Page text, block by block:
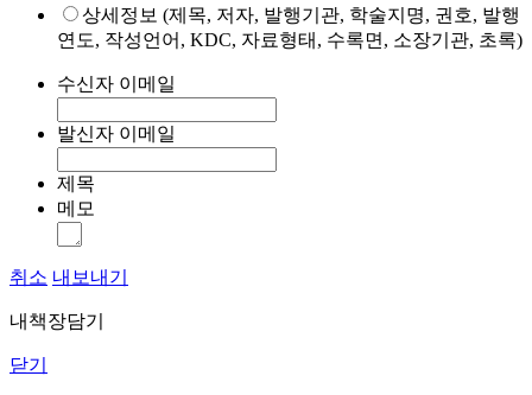
상세정보 (제목, 저자, 발행기관, 학술지명, 권호, 발행
연도, 작성언어, KDC, 자료형태, 수록면, 소장기관, 초록)
수신자 이메일
발신자 이메일
제목
메모
취소 내보내기
내책장담기
닫기